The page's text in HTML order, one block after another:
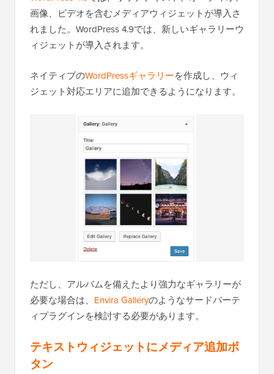
画像、ビデオを含むメディアウィジェットが導入さ
れました。WordPress 4.9では、新しいギャラリーウ
ィジェットが導入されます。
ネイティブのWordPressギャラリーを作成し、ウィ
ジェット対応エリアに追加できるようになります。
ただし、アルバムを備えたより強力なギャラリーが
必要な場合は、 Envira Galleryのようなサードパーテ
ィプラグインを検討する必要があります。
テキストウィジェットにメディア追加ボ
タン